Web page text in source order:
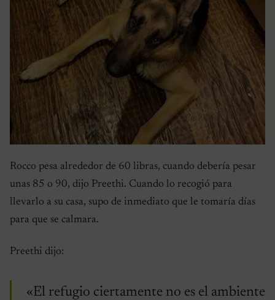
Rocco pesa alrededor de 60 libras, cuando debería pesar
unas 85 o 90, dijo Preethi. Cuando lo recogió para
llevarlo a su casa, supo de inmediato que le tomaría días
para que se calmara.
Preethi dijo:
«El refugio ciertamente no es el ambiente